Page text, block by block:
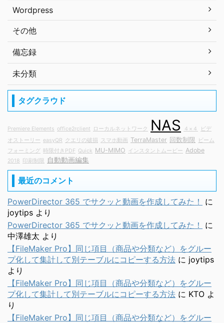
Wordpress
その他
備忘録
未分類
タグクラウド
Premiere Elements office2rclient ローカルネットワーク NAS ４×４
ビデ
オストーリー easyQR クエリの破損 スマホ動画 TerraMaster 回数制限
ビーム
フォーミング
時限付きPDF Quick MU-MIMO インスタントムービー Adobe
2018 印刷制限 自動動画編集
最近のコメント
PowerDirector 365 でサクッと動画を作成してみた！
に
joytips より
PowerDirector 365 でサクッと動画を作成してみた！
に
中澤雄太 より
【FileMaker Pro】同じ項目（商品や分類など）をグルー
プ化して集計して別テーブルにコピーする方法 に joytips
より
【FileMaker Pro】同じ項目（商品や分類など）をグルー
プ化して集計して別テーブルにコピーする方法 に KTO よ
り
【FileMaker Pro】同じ項目（商品や分類など）をグルー